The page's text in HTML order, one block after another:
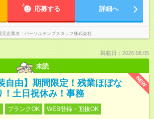
応募する 詳細へ
元企業名 パーソルテンプスタッフ株式会社
掲載日：2026.08.05
未読
NEW
自由】期間限定！残業ほぼな
！土日祝休み！事務
ブランクOK WEB登録・面接OK